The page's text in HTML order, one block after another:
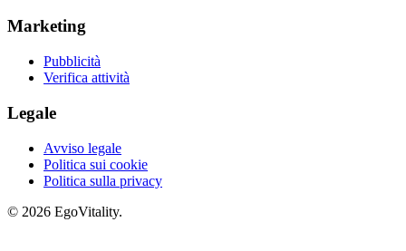
Marketing
Pubblicità
Verifica attività
Legale
Avviso legale
Politica sui cookie
Politica sulla privacy
© 2026 EgoVitality.